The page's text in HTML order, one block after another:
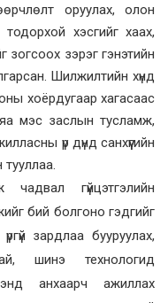
оруулах, олон
хэсгийг хаах,
зогсоох зэрэг гэнэтийн
Шилжилтийн хүнд
хоёрдугаар хагасаас
мэс заслын тусламж,
үр дүнд санхүүгийн
гүйцэтгэлийн
бий болгоно гэдгийг
зардлаа бууруулах,
шинэ технологид
анхаарч ажиллах